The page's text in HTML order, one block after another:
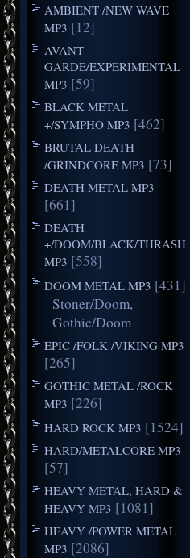
AMBIENT /NEW WAVE
MP3 [12]
AVANT-
GARDE/EXPERIMENTAL
MP3 [59]
BLACK METAL
+/SYMPHO MP3 [462]
BRUTAL DEATH
/GRINDCORE MP3 [73]
DEATH METAL MP3
[661]
DEATH
+/DOOM/BLACK/THRASH
MP3 [558]
DOOM METAL MP3 [431]
Stoner/Doom,
Gothic/Doom
EPIC /FOLK /VIKING MP3
[265]
GOTHIC METAL /ROCK
MP3 [226]
HARD ROCK MP3 [1524]
HARD/METALCORE MP3
[57]
HEAVY METAL, HARD &
HEAVY MP3 [1081]
HEAVY /POWER METAL
MP3 [2086]